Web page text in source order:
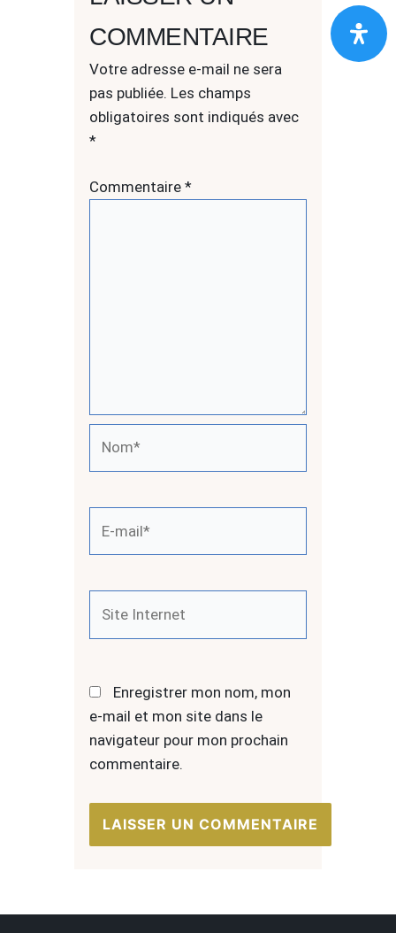
COMMENTAIRE
Votre adresse e-mail ne sera
pas publiée. Les champs
obligatoires sont indiqués avec
*
Commentaire *
mail*
Internet
Enregistrer mon nom, mon
e-mail et mon site dans le
navigateur pour mon prochain
commentaire.